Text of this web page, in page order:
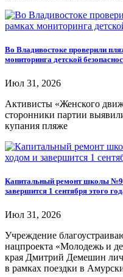
Во Владивостоке проверили
мониторинга детской
Июл 31, 2026
Активисты «Женского
сторонники партии
купания пляже
Капитальный ремонт школы
завершится 1 сентября этого
Июл 31, 2026
Учреждение
нацпроекта «Молодежь и
края Дмитрий Демешин
в рамках поездки в